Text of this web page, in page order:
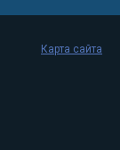
Карта сайта